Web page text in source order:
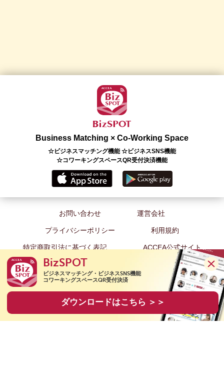
Business Matching × Co-Working Space
☆ビジネスマッチング機能 ☆ビジネスSNS機能
☆コワーキングスペースQR受付決済機能
お問い合わせ 運営会社
プライバシーポリシー 利用規約
特定商取引法に基づく表記 ACCEA公式サイト
Copyright(C) 2020 ACCEA Co., Ltd. All Rights Reserved.
BizSPOT
ビジネスマッチング・ビジネスSNS機能
コワーキングスペースQR受付決済
ダウンロードはこちら ＞＞